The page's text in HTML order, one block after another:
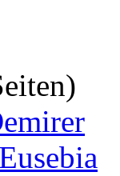
Eusebia